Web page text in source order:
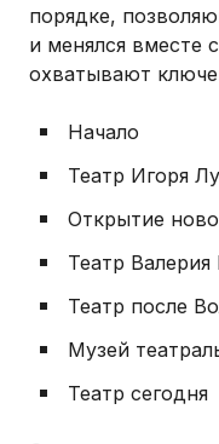
порядке,
и менялся вместе
охватывают
Начало
Театр Игоря
Открытие
Театр Валерия
Театр после
Музей
Театр сегодня